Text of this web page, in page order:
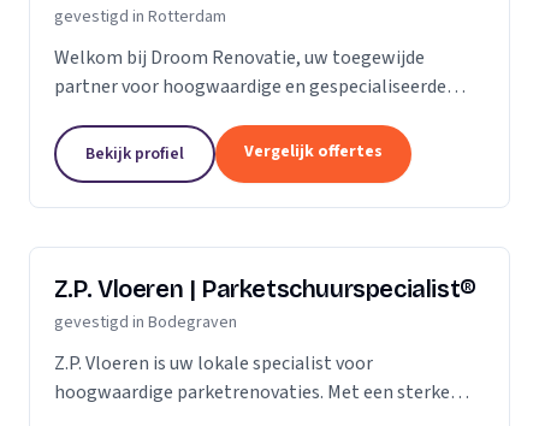
gevestigd in Rotterdam
Welkom bij Droom Renovatie, uw toegewijde
partner voor hoogwaardige en gespecialiseerde
is dan slechts een plek; het is een weerspiegeling
van uw...
Bekijk profiel Vergelijk offertes
Z.P. Vloeren | Parketschuurspecialist®
gevestigd in Bodegraven
Z.P. Vloeren is uw lokale specialist voor
hoogwaardige parketrenovaties. Met een sterke